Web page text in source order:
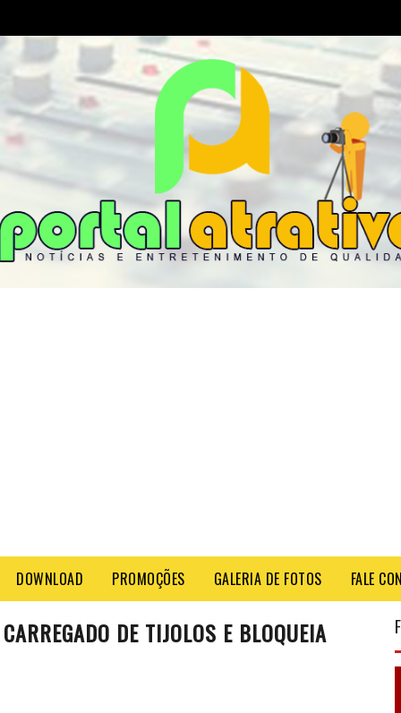
DOWNLOAD PROMOÇÕES GALERIA DE FOTOS FALE
DE TIJOLOS E BLOQUEIA